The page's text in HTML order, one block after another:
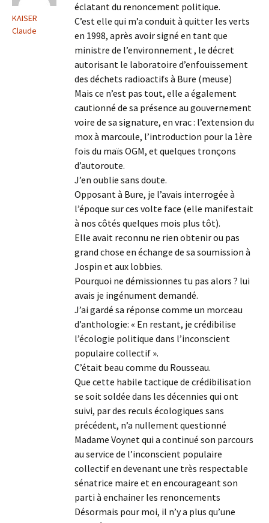
KAISER
Claude
éclatant du renoncement politique.
C’est elle qui m’a conduit à quitter les verts
en 1998, après avoir signé en tant que
ministre de l’environnement , le décret
autorisant le laboratoire d’enfouissement
des déchets radioactifs à Bure (meuse)
Mais ce n’est pas tout, elle a également
cautionné de sa présence au gouvernement
voire de sa signature, en vrac : l’extension du
mox à marcoule, l’introduction pour la 1ère
fois du maïs OGM, et quelques tronçons
d’autoroute.
J’en oublie sans doute.
Opposant à Bure, je l’avais interrogée à
l’époque sur ces volte face (elle manifestait
à nos côtés quelques mois plus tôt).
Elle avait reconnu ne rien obtenir ou pas
grand chose en échange de sa soumission à
Jospin et aux lobbies.
Pourquoi ne démissionnes tu pas alors ? lui
avais je ingénument demandé.
J’ai gardé sa réponse comme un morceau
d’anthologie: « En restant, je crédibilise
l’écologie politique dans l’inconscient
populaire collectif ».
C’était beau comme du Rousseau.
Que cette habile tactique de crédibilisation
se soit soldée dans les décennies qui ont
suivi, par des reculs écologiques sans
précédent, n’a nullement questionné
Madame Voynet qui a continué son parcours
au service de l’inconscient populaire
collectif en devenant une très respectable
sénatrice maire et en encourageant son
parti à enchainer les renoncements
Désormais pour moi, il n’y a plus qu’une